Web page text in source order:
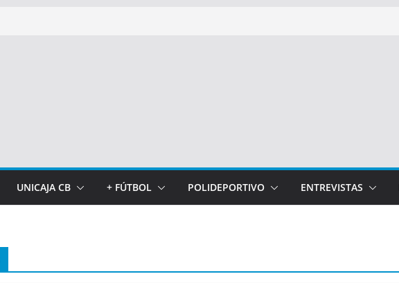
UNICAJA CB + FÚTBOL POLIDEPORTIVO ENTREVISTAS